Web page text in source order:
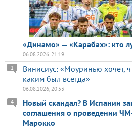
«Динамо» — «Карабах»: кто
06.08.2026, 21:19
Винисиус: «Моуринью хочет,
каким был всегда»
1
06.08.2026, 20:53
Новый скандал? В Испании
соглашения о проведении
Марокко
4